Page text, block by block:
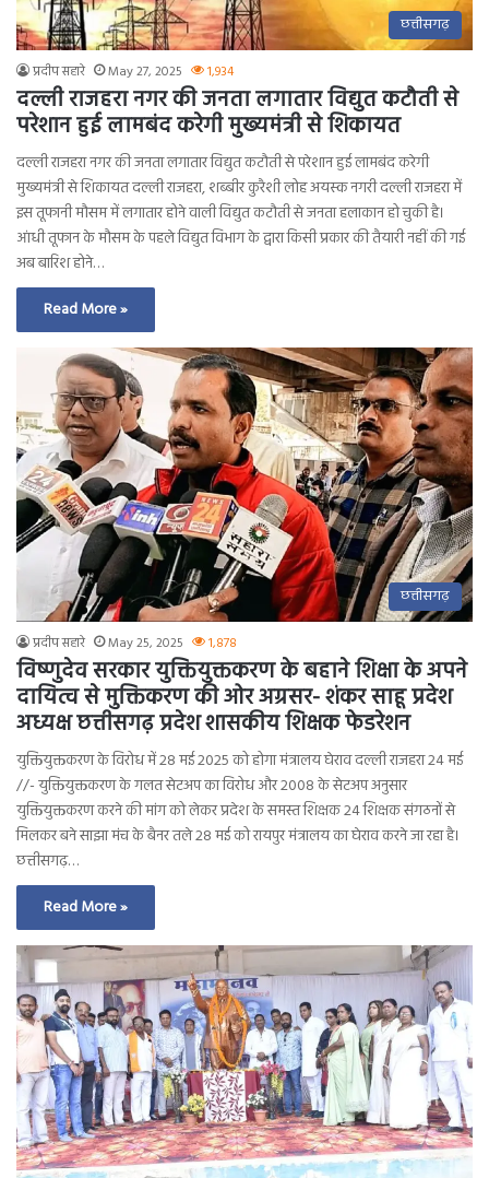
छत्तीसगढ़
प्रदीप सहारे May 27, 2025 1,934
दल्ली राजहरा नगर की जनता लगातार विद्युत कटौती से
परेशान हुई लामबंद करेगी मुख्यमंत्री से शिकायत
दल्ली राजहरा नगर की जनता लगातार विद्युत कटौती से परेशान हुई लामबंद करेगी
मुख्यमंत्री से शिकायत दल्ली राजहरा, शब्बीर कुरैशी लोह अयस्क नगरी दल्ली राजहरा में
इस तूफानी मौसम में लगातार होने वाली विद्युत कटौती से जनता हलाकान हो चुकी है।
आंधी तूफान के मौसम के पहले विद्युत विभाग के द्वारा किसी प्रकार की तैयारी नहीं की गई
अब बारिश होने…
Read More »
छत्तीसगढ़
प्रदीप सहारे May 25, 2025 1,878
विष्णुदेव सरकार युक्तियुक्तकरण के बहाने शिक्षा के अपने
दायित्व से मुक्तिकरण की ओर अग्रसर- शंकर साहू प्रदेश
अध्यक्ष छत्तीसगढ़ प्रदेश शासकीय शिक्षक फेडरेशन
युक्तियुक्तकरण के विरोध में 28 मई 2025 को होगा मंत्रालय घेराव दल्ली राजहरा 24 मई
//- युक्तियुक्तकरण के गलत सेटअप का विरोध और 2008 के सेटअप अनुसार
युक्तियुक्तकरण करने की मांग को लेकर प्रदेश के समस्त शिक्षक 24 शिक्षक संगठनों से
मिलकर बने साझा मंच के बैनर तले 28 मई को रायपुर मंत्रालय का घेराव करने जा रहा है।
छत्तीसगढ़…
Read More »